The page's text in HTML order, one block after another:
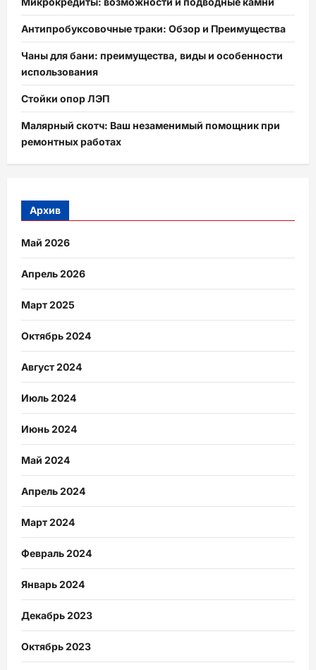
Антипробуксовочные траки: Обзор и Преимущества
Чаны для бани: преимущества, виды и особенности
использования
Стойки опор ЛЭП
Малярный скотч: Ваш незаменимый помощник при
ремонтных работах
Архив
Май 2026
Апрель 2026
Март 2025
Октябрь 2024
Август 2024
Июль 2024
Июнь 2024
Май 2024
Апрель 2024
Март 2024
Февраль 2024
Январь 2024
Декабрь 2023
Октябрь 2023